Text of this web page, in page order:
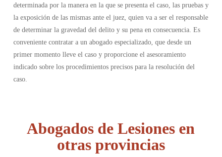
determinada por la manera en la que se presenta el caso, las pruebas y
la exposición de las mismas ante el juez, quien va a ser el responsable
de determinar la gravedad del delito y su pena en consecuencia. Es
conveniente contratar a un abogado especializado, que desde un
primer momento lleve el caso y proporcione el asesoramiento
indicado sobre los procedimientos precisos para la resolución del
caso.
Abogados de Lesiones en
otras provincias